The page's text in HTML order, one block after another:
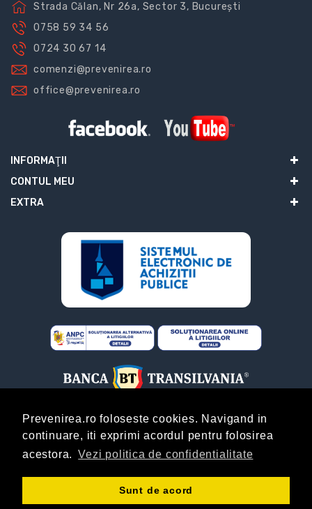
Prevenirea.ro foloseste cookies. Navigand in
continuare, iti exprimi acordul pentru folosirea
acestora.
Vezi politica de confidentialitate
Sunt de acord
Strada Călan, Nr 26a, Sector 3, București
0758 59 34 56
0724 30 67 14
comenzi@prevenirea.ro
office@prevenirea.ro
INFORMAŢII
CONTUL MEU
EXTRA
ABONARE